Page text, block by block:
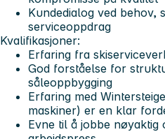
Kundedialog ved behov,
serviceoppdrag
Kvalifikasjoner:
Erfaring fra
God forståelse for
såleoppbygging
Erfaring med
maskiner) er en klar
Evne til å jobbe